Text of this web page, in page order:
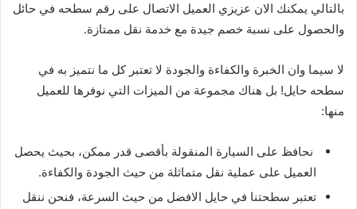
بالتالي يمكنك الان عزيزي العميل الاتصال على رقم سطحه في حائل
والحصول على نسبة خصم جيدة مع خدمة نقل ممتازة.
لا سيما وان الخبرة والكفاءة والجودة لا تعتبر كل ما نتميز به في
سطحه حايل! بل هناك مجموعة من الميزات التي نوفرها للعميل
منها:
نحافظ على السيارة المنقولة بأقصى قدر ممكن، بحيث يحصل
العميل على عملية نقل متماثلة من حيث الجودة والكفاءة.
تعتبر سطحتنا في حايل الافضل من حيث السرعة، فنحن ننقل